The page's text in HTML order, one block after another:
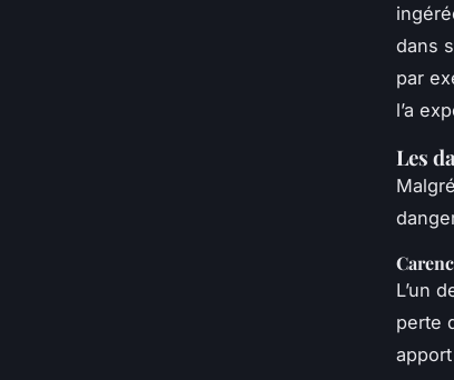
dans
par
l’a
Les
L’un
perte